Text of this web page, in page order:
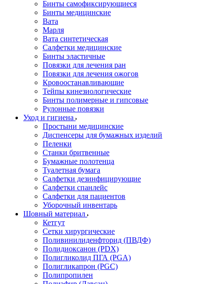
Бинты самофиксирующиеся
Бинты медицинские
Вата
Марля
Вата синтетическая
Салфетки медицинские
Бинты эластичные
Повязки для лечения ран
Повязки для лечения ожогов
Кровоостанавливающие
Тейпы кинезиологические
Бинты полимерные и гипсовые
Рулонные повязки
Уход и гигиена
Простыни медицинские
Диспенсеры для бумажных изделий
Пеленки
Станки бритвенные
Бумажные полотенца
Туалетная бумага
Салфетки дезинфицирующие
Салфетки спанлейс
Салфетки для пациентов
Уборочный инвентарь
Шовный материал
Кетгут
Сетки хирургические
Поливинилиденфторид (ПВДФ)
Полидиоксанон (PDX)
Полигликолид ПГА (PGA)
Полигликапрон (PGC)
Полипропилен